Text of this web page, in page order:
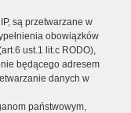
są przetwarzane w
obowiązków
ust.1 lit.c RODO),
będącego adresem
danych w
państwowym,